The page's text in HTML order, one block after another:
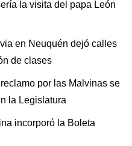
la visita del papa León
en Neuquén dejó calles
de clases
por las Malvinas se
la Legislatura
incorporó la Boleta